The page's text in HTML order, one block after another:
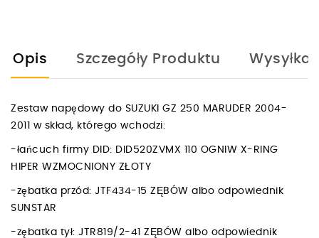
Opis Szczegóły Produktu Wysyłka
Zestaw napędowy do SUZUKI GZ 250 MARUDER 2004-
2011 w skład, którego wchodzi:
-łańcuch firmy DID: DID520ZVMX 110 OGNIW X-RING
HIPER WZMOCNIONY ZŁOTY
-zębatka przód: JTF434-15 ZĘBÓW albo odpowiednik
SUNSTAR
-zębatka tył: JTR819/2-41 ZĘBÓW albo odpowiednik